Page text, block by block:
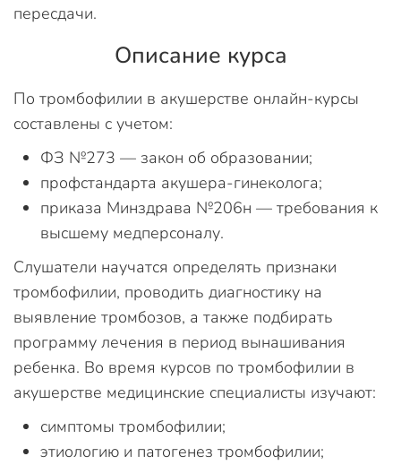
пересдачи.
Описание курса
По тромбофилии в акушерстве онлайн-курсы
составлены с учетом:
ФЗ №273 — закон об образовании;
профстандарта акушера-гинеколога;
приказа Минздрава №206н — требования к
высшему медперсоналу.
Слушатели научатся определять признаки
тромбофилии, проводить диагностику на
выявление тромбозов, а также подбирать
программу лечения в период вынашивания
ребенка. Во время курсов по тромбофилии в
акушерстве медицинские специалисты изучают:
симптомы тромбофилии;
этиологию и патогенез тромбофилии;